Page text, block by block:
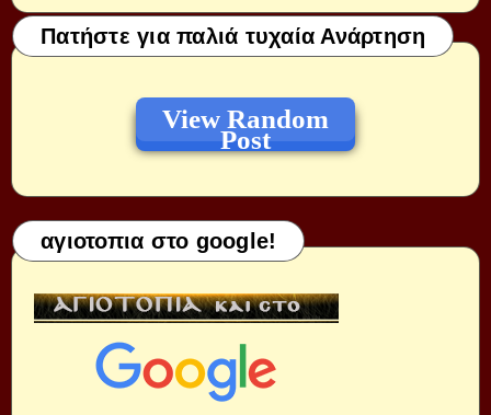
Πατήστε για παλιά τυχαία Ανάρτηση
View Random
Post
αγιοτοπια στο google!